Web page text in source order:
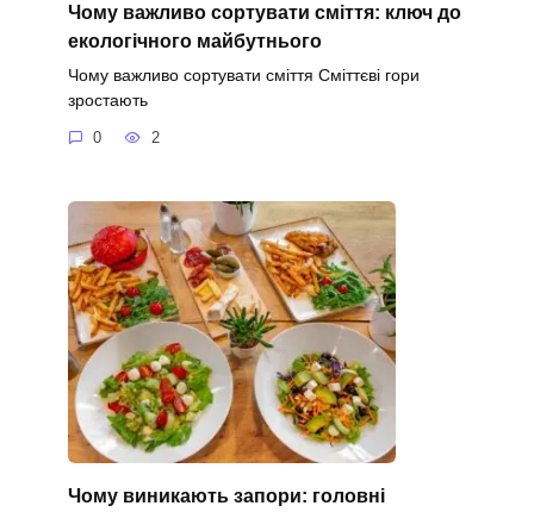
Чому важливо сортувати сміття: ключ до
екологічного майбутнього
Чому важливо сортувати сміття Сміттєві гори
зростають
0 2
Чому виникають запори: головні